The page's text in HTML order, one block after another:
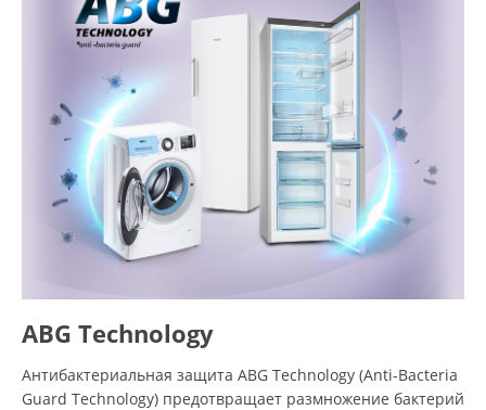
ABG Technology
Антибактериальная защита ABG Technology (Anti-Bacteria
Guard Technology) предотвращает размножение бактерий